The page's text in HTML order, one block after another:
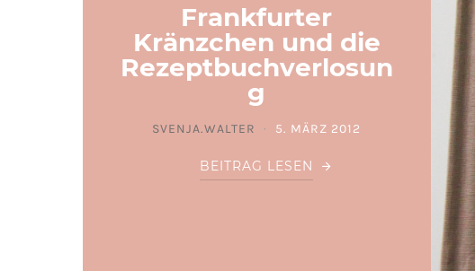
Frankfurter
Kränzchen und die
Rezeptbuchverlosun
g
SVENJA.WALTER
POSTED ON
5. MÄRZ 2012
BEITRAG LESEN